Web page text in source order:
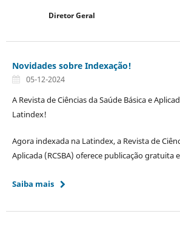
Diretor Geral
Novidades sobre Indexação!
05-12-2024
A Revista de Ciências da Saúde Básica e
Latindex!
Agora indexada na Latindex, a Revista de
Aplicada (RCSBA) oferece publicação gratuita
Saiba mais